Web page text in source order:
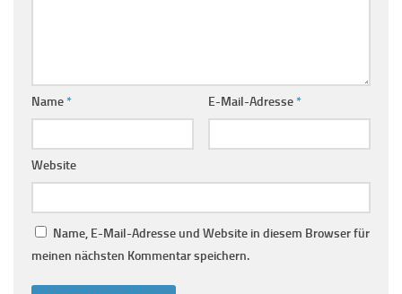
Name* E-Mail-Adresse*
Website
Name, E-Mail-Adresse und Website in diesem Browser für
meinen nächsten Kommentar speichern.